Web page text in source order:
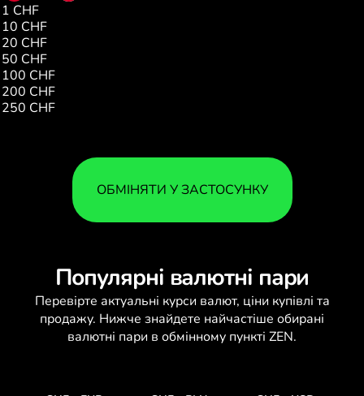
1 CHF
10 CHF
20 CHF
50 CHF
100 CHF
200 CHF
250 CHF
ОБМІНЯТИ У ЗАСТОСУНКУ
Популярні валютні пари
Перевірте актуальні курси валют, ціни купівлі та
продажу. Нижче знайдете найчастіше обирані
валютні пари в обмінному пункті ZEN.